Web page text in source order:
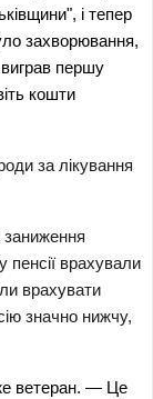
і тепер
захворювання,
першу
кошти
за лікування
заниження
пенсії врахували
врахувати
значно нижчу,
ветеран. — Це